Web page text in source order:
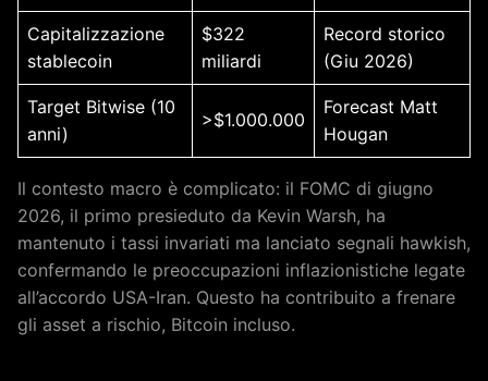
Capitalizzazione
stablecoin
$322
miliardi
Record storico
(Giu 2026)
Target Bitwise (10
anni)
>$1.000.000
Forecast Matt
Hougan
Il contesto macro è complicato: il FOMC di giugno
2026, il primo presieduto da Kevin Warsh, ha
mantenuto i tassi invariati ma lanciato segnali hawkish,
confermando le preoccupazioni inflazionistiche legate
all’accordo USA-Iran. Questo ha contribuito a frenare
gli asset a rischio, Bitcoin incluso.